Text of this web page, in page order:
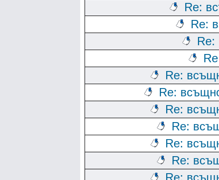
Re:
Re:
Re:
Re:
Re:
Re:
Re:
Re:
Re: